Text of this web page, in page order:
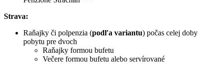
Strava:
Raňajky či polpenzia (podľa variantu) počas celej doby
pobytu pre dvoch
Raňajky formou bufetu
Večere formou bufetu alebo servírované